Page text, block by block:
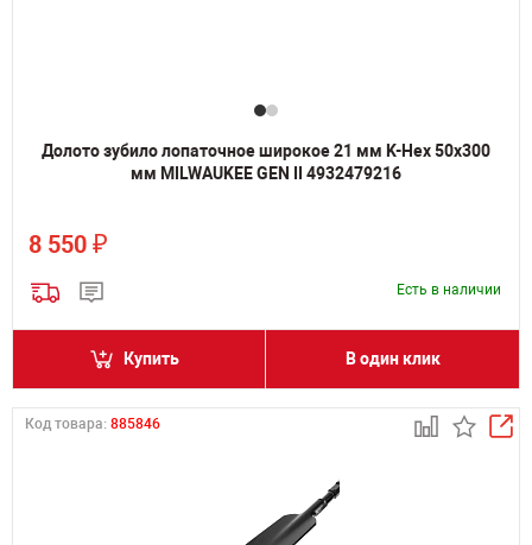
Долото зубило лопаточное широкое 21 мм K-Hex 50х300
мм MILWAUKEE GEN II 4932479216
8 550 ₽
Есть в наличии
Купить В один клик
Код товара: 885846